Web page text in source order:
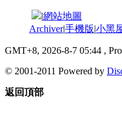
|網站地圖
Archiver|手機版|小黑
GMT+8, 2026-8-7 05:44 ,
© 2001-2011 Powered by
返回頂部